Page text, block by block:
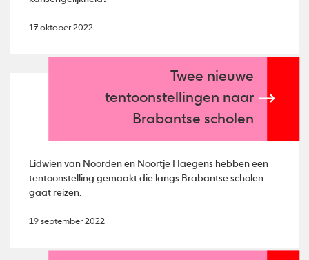
17 oktober 2022
Twee nieuwe
tentoonstellingen naar
Brabantse scholen
Lidwien van Noorden en Noortje Haegens hebben een
tentoonstelling gemaakt die langs Brabantse scholen
gaat reizen.
19 september 2022